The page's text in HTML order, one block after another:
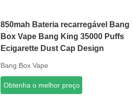
850mah Bateria recarregável Bang
Box Vape Bang King 35000 Puffs
Ecigarette Dust Cap Design
Bang Box Vape
Obtenha o melhor preço